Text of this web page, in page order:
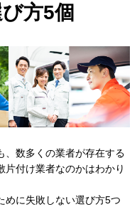
方5個
、数多くの業者が存在する
片付け業者なのかはわかり
めに失敗しない選び方5つ